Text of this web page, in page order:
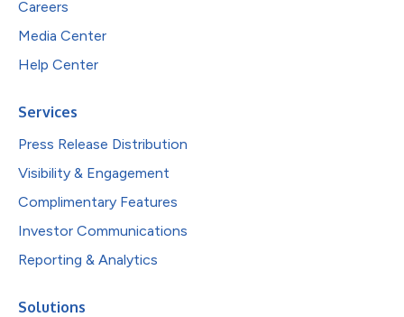
Careers
Media Center
Help Center
Services
Press Release Distribution
Visibility & Engagement
Complimentary Features
Investor Communications
Reporting & Analytics
Solutions